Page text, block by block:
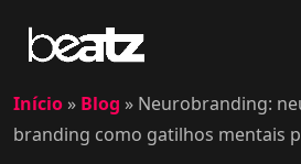
Início » Blog » Neurobranding:
branding como gatilhos mentais